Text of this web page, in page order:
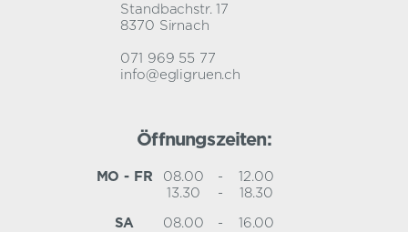
Standbachstr. 17
8370 Sirnach
071 969 55 77
info@egligruen.ch
Öffnungszeiten:
MO - FR 08.00 -
12.00
13.30
- 18.30
SA 08.00 - 16.00